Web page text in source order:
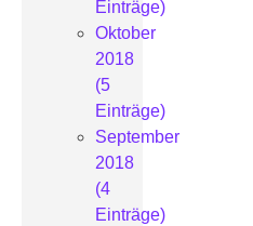
Einträge)
Oktober
2018
(5
Einträge)
September
2018
(4
Einträge)